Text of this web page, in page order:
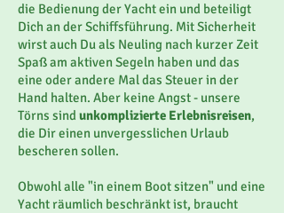
die Bedienung der Yacht ein und beteiligt
Dich an der Schiffsführung. Mit Sicherheit
wirst auch Du als Neuling nach kurzer Zeit
Spaß am aktiven Segeln haben und das
eine oder andere Mal das Steuer in der
Hand halten. Aber keine Angst - unsere
Törns sind unkomplizierte Erlebnisreisen,
die Dir einen unvergesslichen Urlaub
bescheren sollen.
Obwohl alle "in einem Boot sitzen" und eine
Yacht räumlich beschränkt ist, braucht